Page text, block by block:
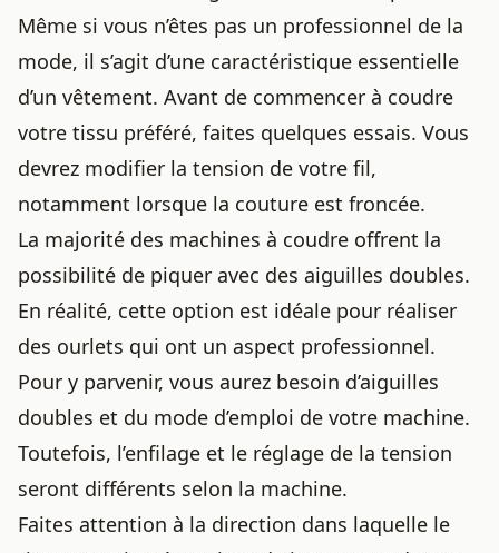
Même si vous n’êtes pas un professionnel de la
mode, il s’agit d’une caractéristique essentielle
d’un vêtement. Avant de commencer à coudre
votre tissu préféré, faites quelques essais. Vous
devrez modifier la tension de votre fil,
notamment lorsque la couture est froncée.
La majorité des machines à coudre offrent la
possibilité de piquer avec des aiguilles doubles.
En réalité, cette option est idéale pour réaliser
des ourlets qui ont un aspect professionnel.
Pour y parvenir, vous aurez besoin d’aiguilles
doubles et du mode d’emploi de votre machine.
Toutefois, l’enfilage et le réglage de la tension
seront différents selon la machine.
Faites attention à la direction dans laquelle le